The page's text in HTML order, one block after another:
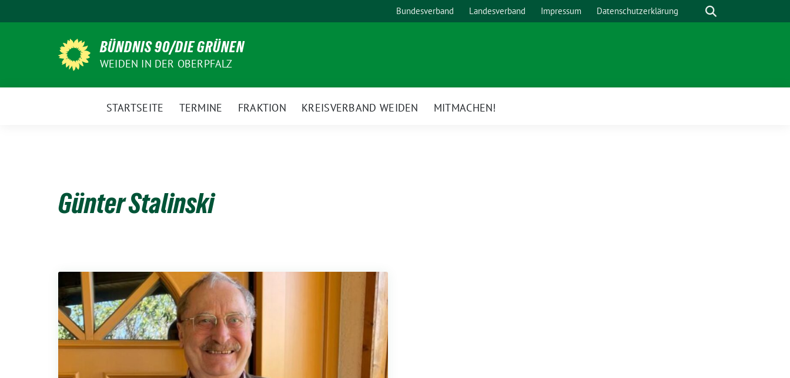
zum
Bundesverband Landesverband Impressum Datenschutzerklärung Suche
BÜNDNIS 90/DIE GRÜNEN
WEIDEN IN DER OBERPFALZ
STARTSEITE TERMINE FRAKTION KREISVERBAND WEIDEN MITMACHEN!
Günter Stalinski